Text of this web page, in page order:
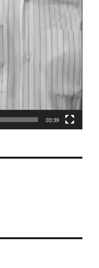
03:39